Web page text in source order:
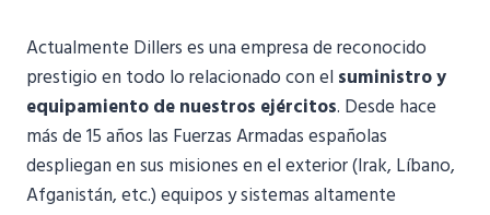
Actualmente Dillers es una empresa de reconocido
prestigio en todo lo relacionado con el suministro y
equipamiento de nuestros ejércitos. Desde hace
más de 15 años las Fuerzas Armadas españolas
despliegan en sus misiones en el exterior (Irak, Líbano,
Afganistán, etc.) equipos y sistemas altamente